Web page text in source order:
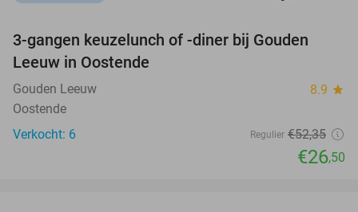
NEW
TODAY
3-gangen keuzelunch of -diner bij Gouden
Leeuw in Oostende
Gouden Leeuw 8.9 star
Oostende
Verkocht: 6
Regulier €52,35
€26,50